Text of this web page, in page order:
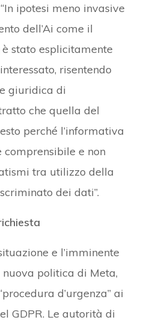
ipotesi meno invasive
dell’Ai come il
stato esplicitamente
risentendo
giuridica di
che quella del
perché l’informativa
e non
tra utilizzo della
dei dati”.
e l’imminente
politica di Meta,
d’urgenza” ai
GDPR. Le autorità di